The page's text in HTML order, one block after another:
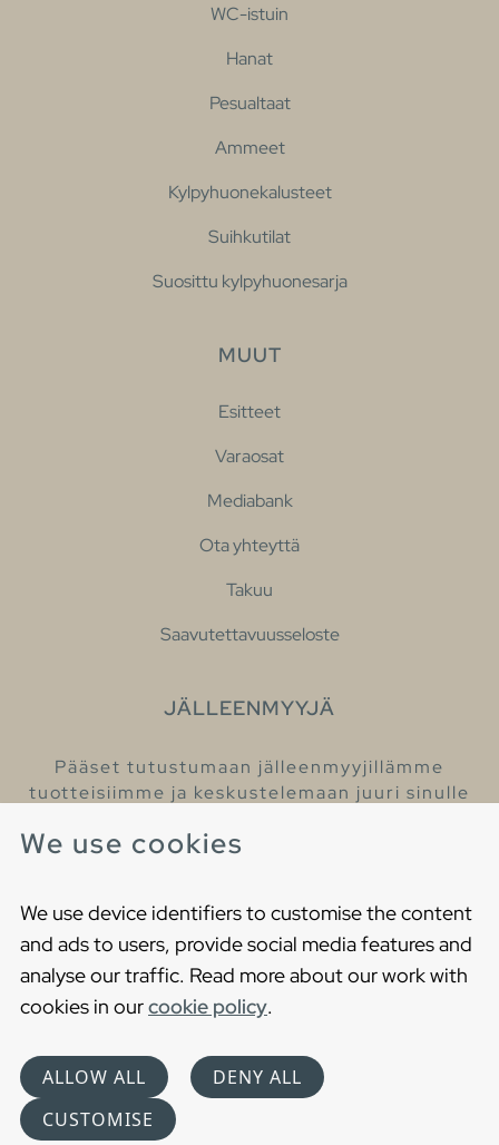
We use cookies
We use device identifiers to customise the content
and ads to users, provide social media features and
analyse our traffic. Read more about our work with
cookies in ourcookie policy.
ALLOW ALL
DENY ALL
CUSTOMISE
WC-istuin
Hanat
Pesualtaat
Ammeet
Kylpyhuonekalusteet
Suihkutilat
Suosittu kylpyhuonesarja
MUUT
Esitteet
Varaosat
Mediabank
Ota yhteyttä
Takuu
Saavutettavuusseloste
JÄLLEENMYYJÄ
Pääset tutustumaan jälleenmyyjillämme
tuotteisiimme ja keskustelemaan juuri sinulle
Cookies
Privacy statement
Choose language